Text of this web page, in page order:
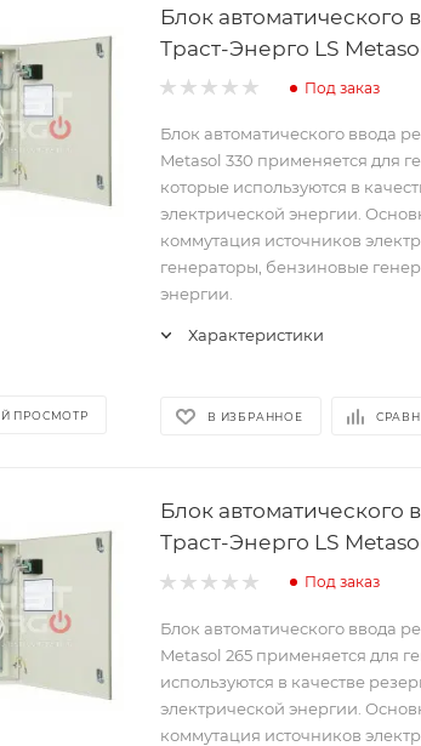
ПРОСМОТР
Блок автоматического
Траст-Энерго LS
Под заказ
Блок автоматического ввода
Metasol 330 применяется для
которые используются в
электрической энергии.
коммутация источников
генераторы, бензиновые
энергии.
Характеристики
В ИЗБРАННОЕ
Блок автоматического
Траст-Энерго LS
Под заказ
Блок автоматического ввода
Metasol 265 применяется для
используются в качестве
электрической энергии.
коммутация источников